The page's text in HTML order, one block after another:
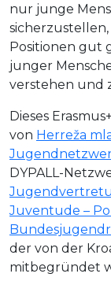
nur junge
sicherzustellen,
Positionen gut
junger
verstehen und
Dieses
von Herreža
DYPALL-
Juventude –
der von der
mitbegründet